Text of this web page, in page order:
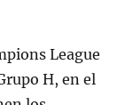
League
H, en el